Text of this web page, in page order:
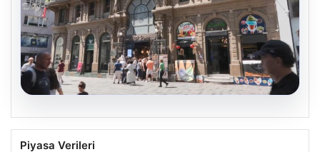
08.08.2026
Çiçek Pasajı’nın Tarihi Dokusu ve
Piyasa Verileri